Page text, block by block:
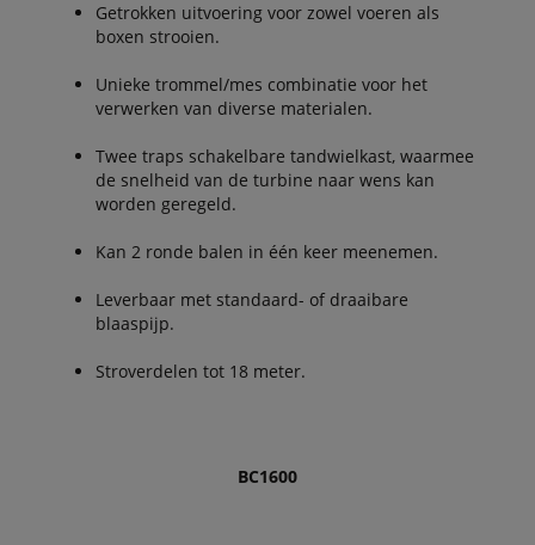
Getrokken uitvoering voor zowel voeren als
boxen strooien.
Unieke trommel/mes combinatie voor het
verwerken van diverse materialen.
Twee traps schakelbare tandwielkast, waarmee
de snelheid van de turbine naar wens kan
worden geregeld.
Kan 2 ronde balen in één keer meenemen.
Leverbaar met standaard- of draaibare
blaaspijp.
Stroverdelen tot 18 meter.
BC1600